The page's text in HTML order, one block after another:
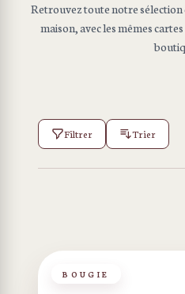
Retrouvez toute notre sélection
maison, avec les mêmes
Filtrer Trier
BOUGIE